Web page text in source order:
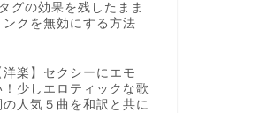
グの効果を残したまま
ンクを無効にする方法
洋楽】セクシーにエモ
！少しエロティックな歌
の人気５曲を和訳と共に